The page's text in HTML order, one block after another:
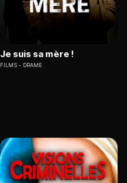
Je suis sa mère !
FILMS DRAME